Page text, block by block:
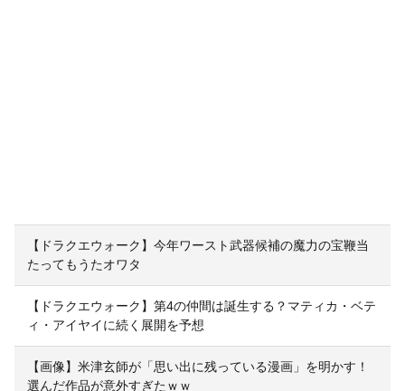
【ドラクエウォーク】今年ワースト武器候補の魔力の宝鞭当
たってもうたオワタ
【ドラクエウォーク】第4の仲間は誕生する？マティカ・ベテ
ィ・アイヤイに続く展開を予想
【画像】米津玄師が「思い出に残っている漫画」を明かす！
選んだ作品が意外すぎたｗｗ